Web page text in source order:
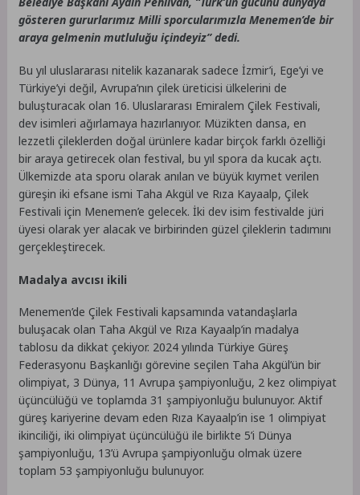
gösteren gururlarımız Milli sporcularımızla Menemen’de bir
araya gelmenin mutluluğu içindeyiz” dedi.
Bu yıl uluslararası nitelik kazanarak sadece İzmir’i, Ege’yi ve
Türkiye’yi değil, Avrupa’nın çilek üreticisi ülkelerini de
buluşturacak olan 16. Uluslararası Emiralem Çilek Festivali,
dev isimleri ağırlamaya hazırlanıyor. Müzikten dansa, en
lezzetli çileklerden doğal ürünlere kadar birçok farklı özelliği
bir araya getirecek olan festival, bu yıl spora da kucak açtı.
Ülkemizde ata sporu olarak anılan ve büyük kıymet verilen
güreşin iki efsane ismi Taha Akgül ve Rıza Kayaalp, Çilek
Festivali için Menemen’e gelecek. İki dev isim festivalde jüri
üyesi olarak yer alacak ve birbirinden güzel çileklerin tadımını
gerçekleştirecek.
Madalya avcısı ikili
Menemen’de Çilek Festivali kapsamında vatandaşlarla
buluşacak olan Taha Akgül ve Rıza Kayaalp’in madalya
tablosu da dikkat çekiyor. 2024 yılında Türkiye Güreş
Federasyonu Başkanlığı görevine seçilen Taha Akgül’ün bir
olimpiyat, 3 Dünya, 11 Avrupa şampiyonluğu, 2 kez olimpiyat
üçüncülüğü ve toplamda 31 şampiyonluğu bulunuyor. Aktif
güreş kariyerine devam eden Rıza Kayaalp’in ise 1 olimpiyat
ikinciliği, iki olimpiyat üçüncülüğü ile birlikte 5’i Dünya
şampiyonluğu, 13’ü Avrupa şampiyonluğu olmak üzere
toplam 53 şampiyonluğu bulunuyor.